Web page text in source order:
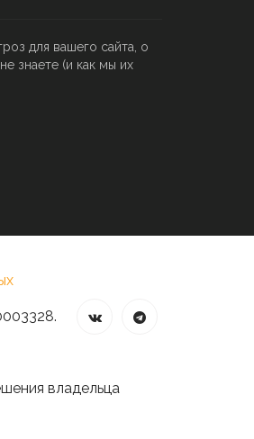
для вашего сайта, о
знаете (и как мы их
владельца